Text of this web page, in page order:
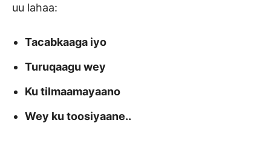
uu lahaa:
Tacabkaaga iyo
Turuqaagu wey
Ku tilmaamayaano
Wey ku toosiyaane..